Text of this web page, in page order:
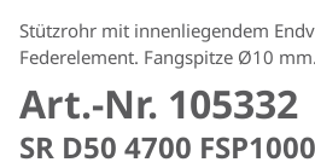
Stützrohr mit innenliegendem
Federelement. Fangspitze Ø10 mm.
Art.-Nr. 105332
SR D50 4700